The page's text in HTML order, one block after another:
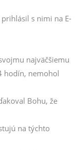
s nimi na E-
najväčšiemu
hodín, nemohol
Bohu, že
na týchto